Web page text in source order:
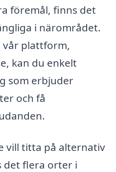
föremål, finns det
i närområdet.
vår plattform,
kan du enkelt
som erbjuder
och få
vill titta på alternativ
det flera orter i